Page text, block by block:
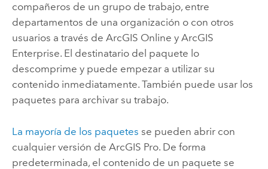
compañeros de un grupo de trabajo, entre
departamentos de una organización o con otros
usuarios a través de ArcGIS Online y ArcGIS
Enterprise. El destinatario del paquete lo
descomprime y puede empezar a utilizar su
contenido inmediatamente. También puede usar los
paquetes para archivar su trabajo.
La mayoría de los paquetes se pueden abrir con
cualquier versión de ArcGIS Pro. De forma
predeterminada, el contenido de un paquete se